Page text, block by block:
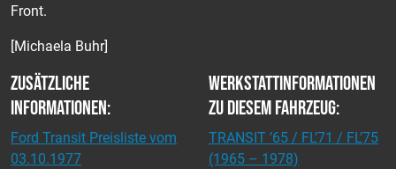
Front.
[Michaela Buhr]
Zusätzliche
Informationen:
Ford Transit Preisliste vom
03.10.1977
Werkstattinformationen
zu diesem Fahrzeug:
TRANSIT ’65 / FL’71 / FL’75
(1965 – 1978)